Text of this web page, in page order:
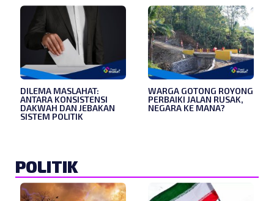
DILEMA MASLAHAT:
ANTARA KONSISTENSI
DAKWAH DAN JEBAKAN
SISTEM POLITIK
WARGA GOTONG ROYONG
PERBAIKI JALAN RUSAK,
NEGARA KE MANA?
POLITIK